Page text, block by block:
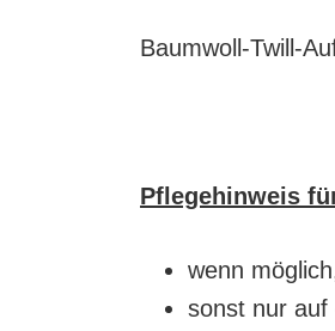
Baumwoll-Twill-
Pflegehinweis
wenn
sonst nur auf